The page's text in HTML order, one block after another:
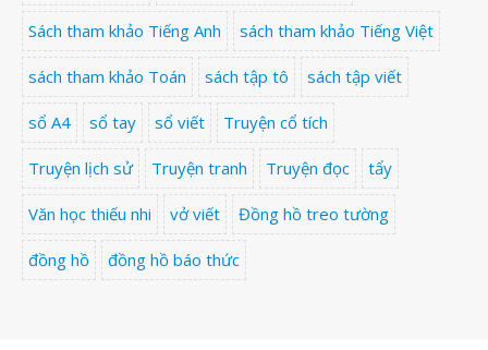
Sách tham khảo Tiếng Anh sách tham khảo Tiếng Việt
sách tham khảo Toán sách tập tô sách tập viết
sổ A4 sổ tay sổ viết Truyện cổ tích
Truyện lịch sử Truyện tranh Truyện đọc tẩy
Văn học thiếu nhi vở viết Đồng hồ treo tường
đồng hồ đồng hồ báo thức